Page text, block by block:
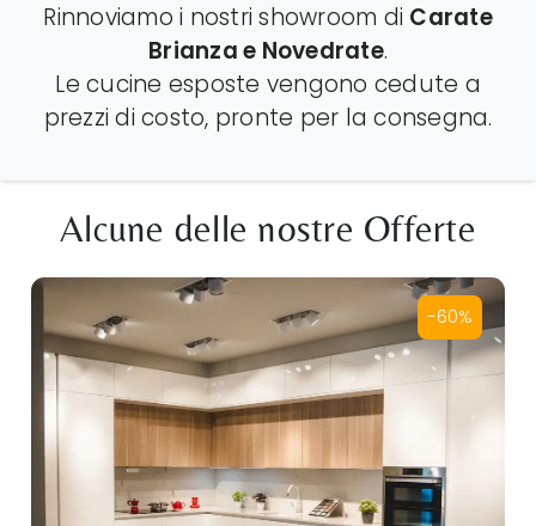
Rinnoviamo i nostri showroom di Carate
Brianza e Novedrate.
Le cucine esposte vengono cedute a
prezzi di costo, pronte per la consegna.
Alcune delle nostre Offerte
-60%